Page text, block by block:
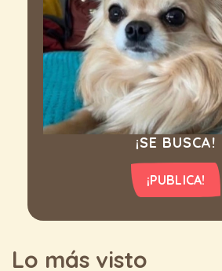
¡SE BUSCA!
¡PUBLICA!
Lo más visto